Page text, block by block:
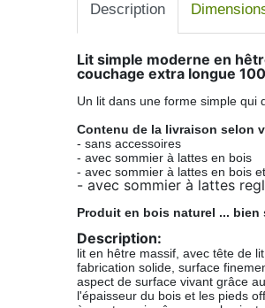
Description
Lit simple moderne en
couchage extra longue
Un lit dans une forme simple qui
Contenu de la livraison selon
- sans accessoires
- avec sommier à lattes en bois
- avec sommier à lattes en bois
- avec sommier à lattes
Produit en bois naturel ... bien
Description:
lit en hêtre massif, avec tête de
fabrication solide, surface
aspect de surface vivant grâce
l'épaisseur du bois et les pieds